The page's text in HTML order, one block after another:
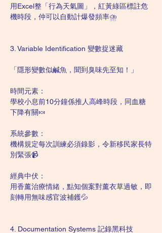
用Excel整「行為天氣圖」，紅黃綠區標註危
機時段，仲可以自動計爆發頻率⛈️
3. Variable Identification 變數捉迷藏
「隱形變數似鹹魚，聞到臭味先至知！」
時間元素：
學校小息前10分鐘係推人高峰時段，同血糖
下降有關🍬
系統參數：
機構規定每次訓練必須錄影，令新移民家長特
別緊張📹
經典中伏：
用香薰治療情緒，點知個案對薰衣草過敏，即
刻轉用無味感官波補鑊💦
4. Documentation Systems 記錄黑科技